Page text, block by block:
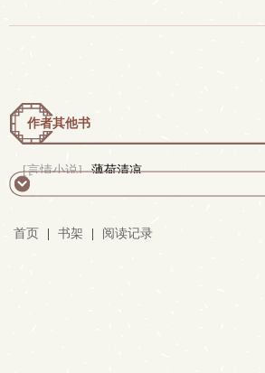
作者其他书
[言情小说] 薄荷清凉
首页 书架 阅读记录